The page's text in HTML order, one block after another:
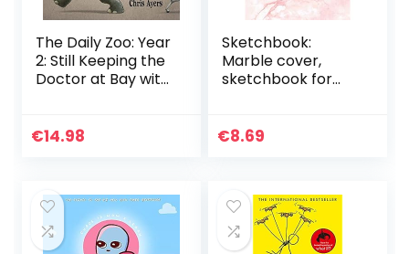
The Daily Zoo: Year
2: Still Keeping the
Doctor at Bay with
€14.98
Sketchbook:
Marble cover,
sketchbook for
Doodling, 8.5 x 11 110
€8.69